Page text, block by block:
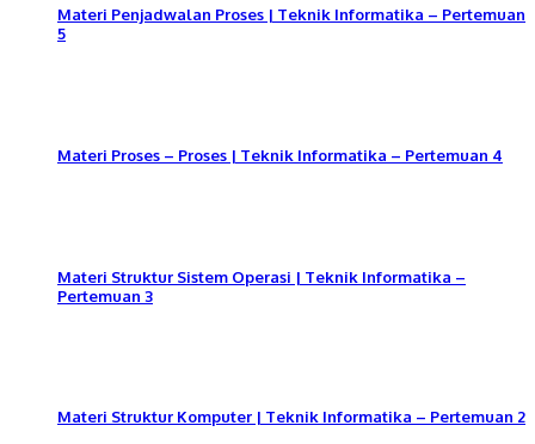
Materi Penjadwalan Proses | Teknik Informatika – Pertemuan
5
Materi Proses – Proses | Teknik Informatika – Pertemuan 4
Materi Struktur Sistem Operasi | Teknik Informatika –
Pertemuan 3
Materi Struktur Komputer | Teknik Informatika – Pertemuan 2